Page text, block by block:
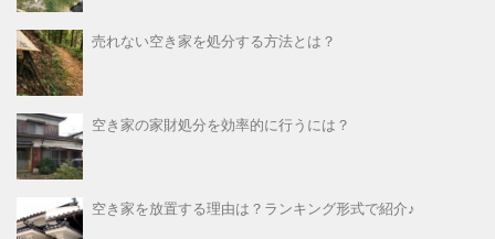
売れない空き家を処分する方法とは？
空き家の家財処分を効率的に行うには？
空き家を放置する理由は？ランキング形式で紹介♪